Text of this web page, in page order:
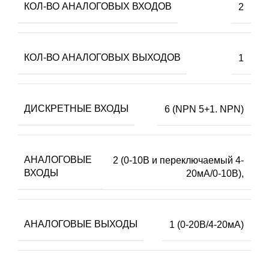
КОЛ-ВО АНАЛОГОВЫХ ВХОДОВ 2
КОЛ-ВО АНАЛОГОВЫХ ВЫХОДОВ 1
ДИСКРЕТНЫЕ ВХОДЫ 6 (NPN 5+1. NPN)
АНАЛОГОВЫЕ
ВХОДЫ
2 (0-10В и переключаемый 4-
20мА/0-10В),
АНАЛОГОВЫЕ ВЫХОДЫ 1 (0-20В/4-20мА)